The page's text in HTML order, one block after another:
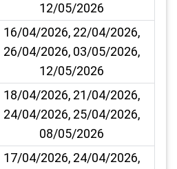
12/05/2026
16/04/2026, 22/04/2026,
26/04/2026, 03/05/2026,
12/05/2026
18/04/2026, 21/04/2026,
24/04/2026, 25/04/2026,
08/05/2026
17/04/2026, 24/04/2026,